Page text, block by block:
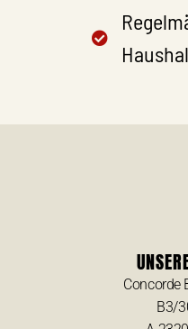
Concorde
B3/